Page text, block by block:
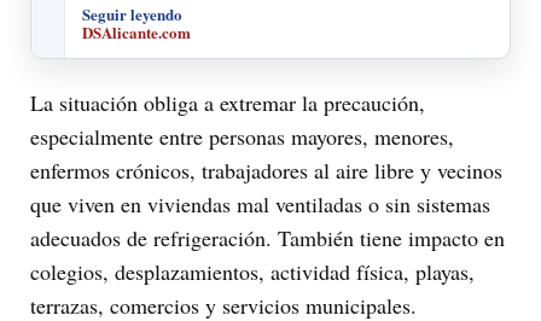
Seguir leyendo
DSAlicante.com
La situación obliga a extremar la precaución,
especialmente entre personas mayores, menores,
enfermos crónicos, trabajadores al aire libre y vecinos
que viven en viviendas mal ventiladas o sin sistemas
adecuados de refrigeración. También tiene impacto en
colegios, desplazamientos, actividad física, playas,
terrazas, comercios y servicios municipales.